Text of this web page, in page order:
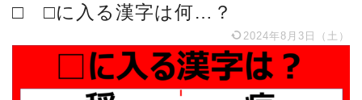
□ □に入る漢字は何…？
2024年8月3日（土）